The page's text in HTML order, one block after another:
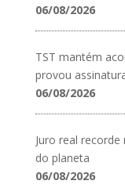
06/08/2026
TST mantém
provou
06/08/2026
Juro real
do planeta
06/08/2026